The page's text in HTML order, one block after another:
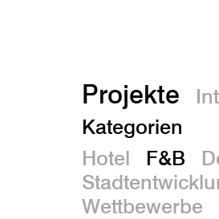
Projekte
Kategorien
Hotel
F&B
Wettbewerbe